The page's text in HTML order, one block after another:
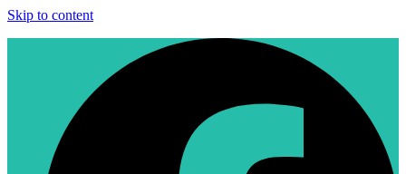
Skip to content